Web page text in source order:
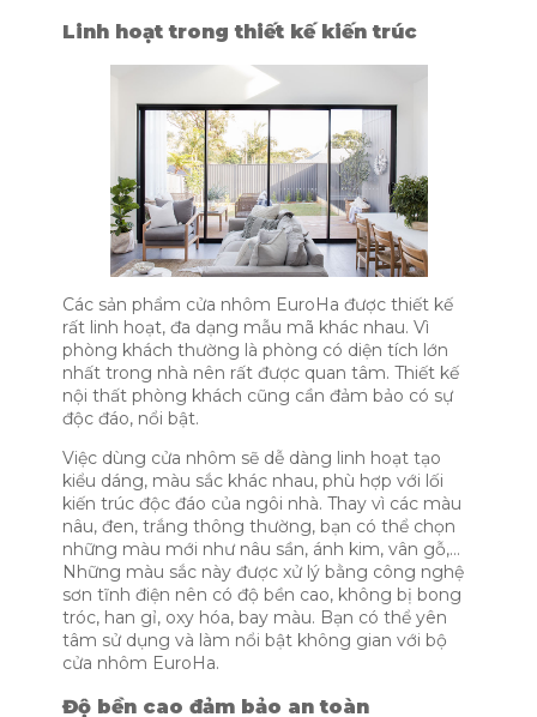
Linh hoạt trong thiết kế kiến trúc
Các sản phẩm cửa nhôm EuroHa được thiết kế
rất linh hoạt, đa dạng mẫu mã khác nhau. Vì
phòng khách thường là phòng có diện tích lớn
nhất trong nhà nên rất được quan tâm. Thiết kế
nội thất phòng khách cũng cần đảm bảo có sự
độc đáo, nổi bật.
Việc dùng cửa nhôm sẽ dễ dàng linh hoạt tạo
kiểu dáng, màu sắc khác nhau, phù hợp với lối
kiến trúc độc đáo của ngôi nhà. Thay vì các màu
nâu, đen, trắng thông thường, bạn có thể chọn
những màu mới như nâu sần, ánh kim, vân gỗ,…
Những màu sắc này được xử lý bằng công nghệ
sơn tĩnh điện nên có độ bền cao, không bị bong
tróc, han gỉ, oxy hóa, bay màu. Bạn có thể yên
tâm sử dụng và làm nổi bật không gian với bộ
cửa nhôm EuroHa.
Độ bền cao đảm bảo an toàn